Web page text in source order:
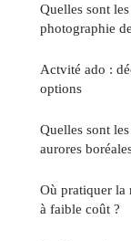
Quelles sont
photographie
Actvité ado :
options
Quelles sont
aurores
Où pratiquer la
à faible coût ?